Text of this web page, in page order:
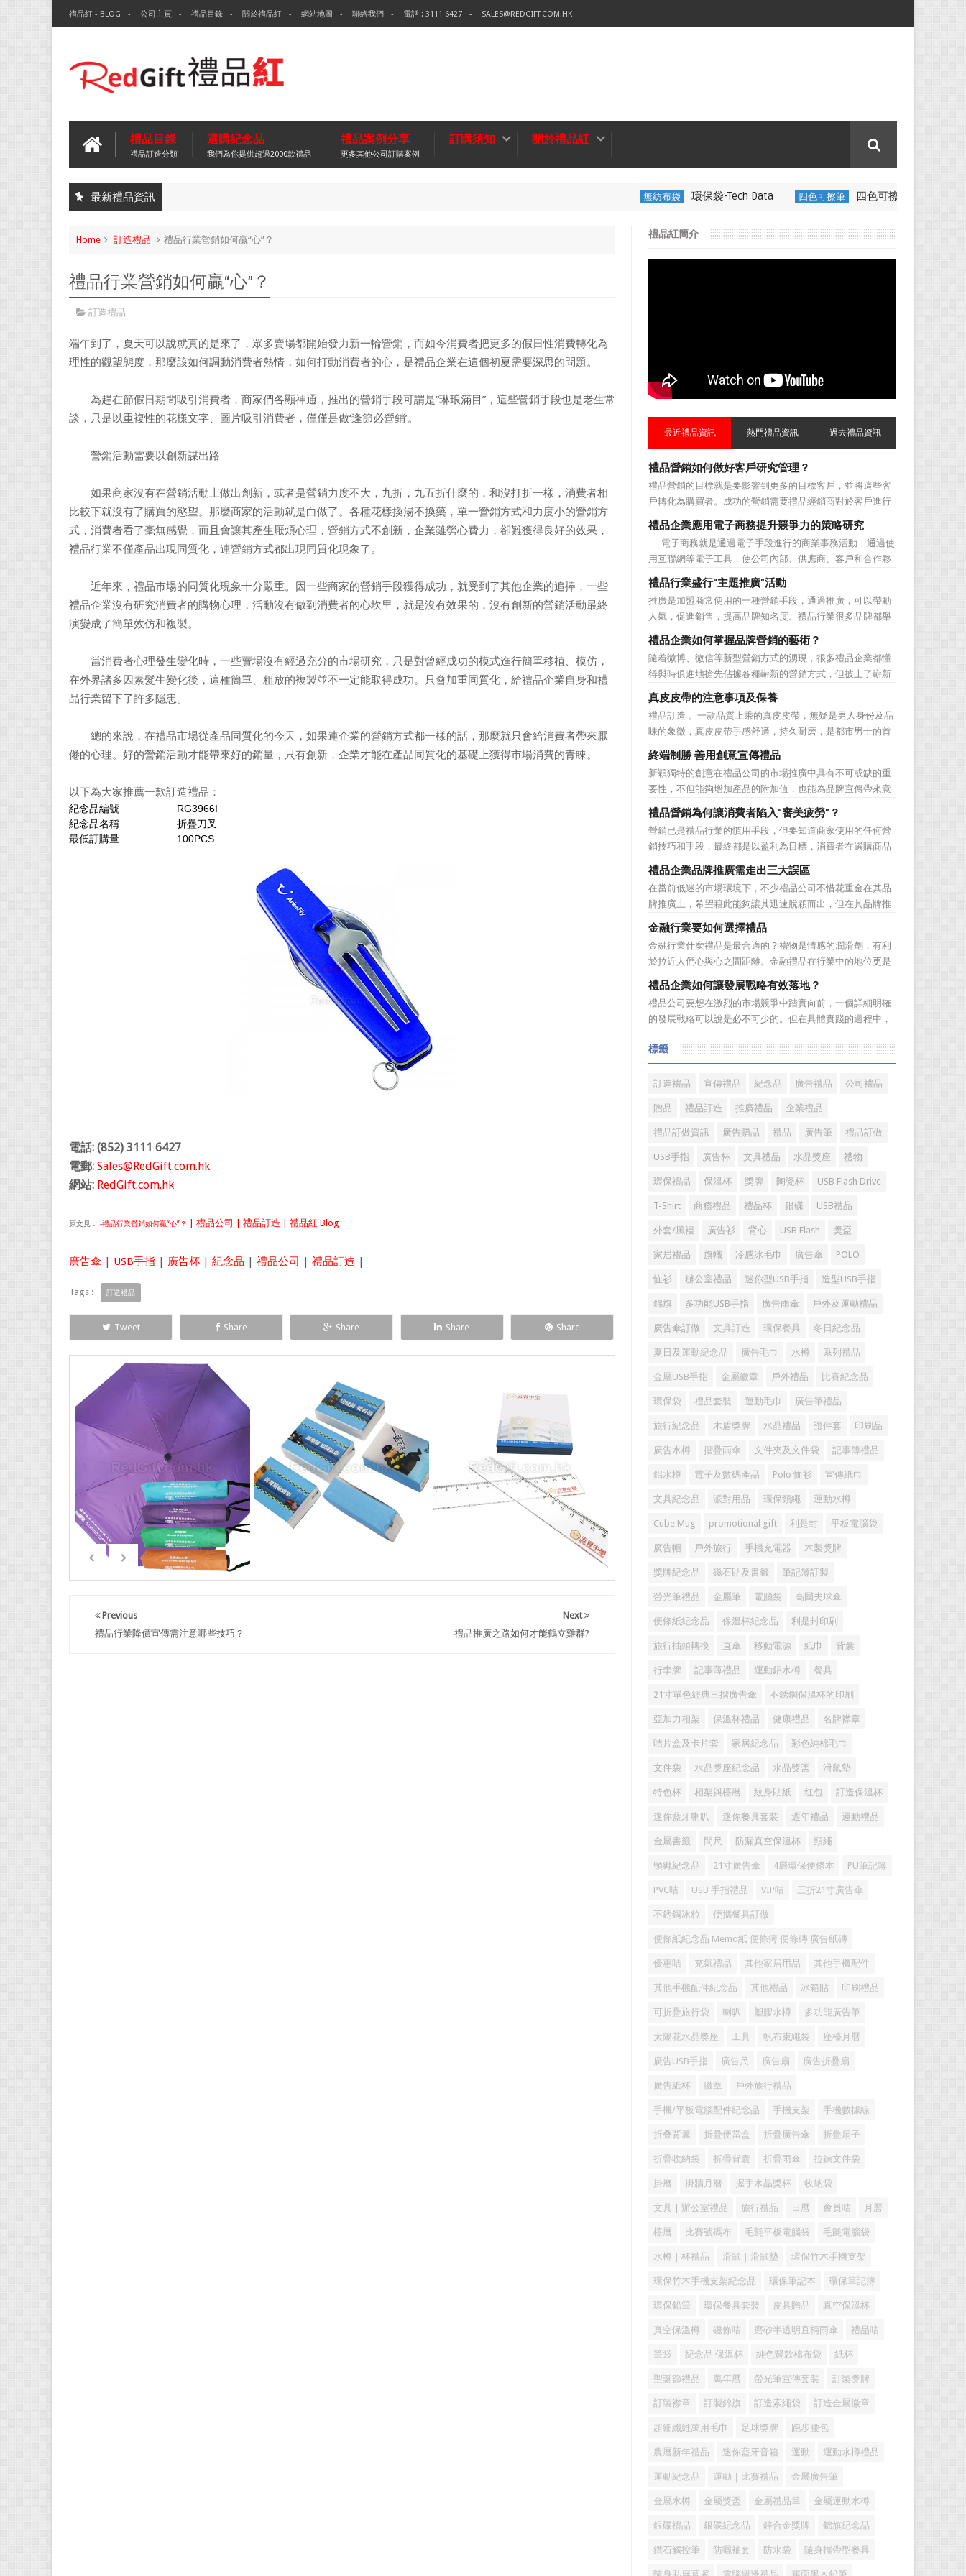
禮品紅 - BLOG 公司主頁 禮品目錄 關於禮品紅 網站地圖 聯絡我們 電話 : 3111 6427 SALES@REDGIFT.COM.HK
禮品目錄
禮品訂造分類
選購紀念品
我們為你提供超過2000款禮品
禮品案例分享
更多其他公司訂購案例
訂購須知 關於禮品紅
最新禮品資訊 環保袋-Tech Data 四色可擦筆 四色可擦筆-百通電纜 350ML 折疊矽
Home 訂造禮品 禮品行業營銷如何贏“心”？
禮品行業營銷如何贏“心”？
訂造禮品
端午到了，夏天可以說就真的是來了，眾多賣場都開始發力新一輪營銷，而如今消費者把更多的假日性消費轉化為
理性的觀望態度，那麼該如何調動消費者熱情，如何打動消費者的心，是禮品企業在這個初夏需要深思的問題。
為趕在節假日期間吸引消費者，商家們各顯神通，推出的營銷手段可謂是“琳琅滿目”，這些營銷手段也是老生常
談，只是以重複性的花樣文字、圖片吸引消費者，僅僅是做‘逢節必營銷’。
營銷活動需要以創新謀出路
如果商家沒有在營銷活動上做出創新，或者是營銷力度不大，九折，九五折什麼的，和沒打折一樣，消費者相
比較下就沒有了購買的慾望。那麼商家的活動就是白做了。各種花樣換湯不換藥，單一營銷方式和力度小的營銷方
式，消費者看了毫無感覺，而且會讓其產生厭煩心理，營銷方式不創新，企業雖勞心費力，卻難獲得良好的效果，
禮品行業不僅產品出現同質化，連營銷方式都出現同質化現象了。
近年來，禮品市場的同質化現象十分嚴重。因一些商家的營銷手段獲得成功，就受到了其他企業的追捧，一些
禮品企業沒有研究消費者的購物心理，活動沒有做到消費者的心坎里，就是沒有效果的，沒有創新的營銷活動最終
演變成了簡單效仿和複製。
當消費者心理發生變化時，一些賣場沒有經過充分的市場研究，只是對曾經成功的模式進行簡單移植、模仿，
在外界諸多因素髮生變化後，這種簡單、粗放的複製並不一定能取得成功。只會加重同質化，給禮品企業自身和禮
品行業留下了許多隱患。
總的來說，在禮品市場從產品同質化的今天，如果連企業的營銷方式都一樣的話，那麼就只會給消費者帶來厭
倦的心理。好的營銷活動才能帶來好的銷量，只有創新，企業才能在產品同質化的基礎上獲得市場消費的青睞。
以下為大家推薦一款訂造禮品：
紀念品編號
RG3966I
紀念品名稱
折疊刀叉
最低訂購量
100PCS
電話: (852) 3111 6427
電郵: Sales@RedGift.com.hk
網站: RedGift.com.hk
原文見： -禮品行業營銷如何贏“心”？ | 禮品公司 | 禮品訂造 | 禮品紅 Blog
廣告傘 | USB手指 | 廣告杯 | 紀念品 | 禮品公司 | 禮品訂造 |
Tags : 訂造禮品
Tweet Share Share Share Share
Next
禮品推廣之路如何才能鶴立雞群?
Previous
禮品行業降價宣傳需注意哪些技巧？
禮品紅簡介
最近禮品資訊 熱門禮品資訊 過去禮品資訊
禮品營銷如何做好客戶研究管理？
禮品營銷的目標就是要影響到更多的目標客戶，並將這些客
戶轉化為購買者。成功的營銷需要禮品經銷商對於客戶進行
相應的分類，了解不同類型客戶的貢獻度，從而有的放矢的
制定相應的營銷對策，而這需要對於客戶研究方面更多地投
入，這不僅是銷售環節的事，也需要營銷管理策略的整體支
持。具體來說，有以下...
禮品企業應用電子商務提升競爭力的策略研究
電子商務就是通過電子手段進行的商業事務活動，通過使
用互聯網等電子工具，使公司內部、供應商、客戶和合作夥
伴之間，利用電子業務共享信息，實現企業間業務流程的電
子化，配合企業內部的電子化生產管理系統，提高企業的生
產、庫存、流通和資金等各個環節的效率。它具有結構性、
動態性、社...
禮品行業盛行“主題推廣”活動
推廣是加盟商常使用的一種營銷手段，通過推廣，可以帶動
人氣，促進銷售，提高品牌知名度。禮品行業很多品牌都舉
辦過多場推廣活動，來帶動品牌的提升，然而，隨着推廣活
動的普遍，消費者對於這種推廣已經見怪不怪了。 所
以，儘管現在許多商家打着賠本推廣、以跳樓價銷售的口號
大搞活動，但生意...
禮品企業如何掌握品牌營銷的藝術？
隨着微博、微信等新型營銷方式的湧現，很多禮品企業都懂
得與時俱進地搶先佔據各種嶄新的營銷方式，但披上了嶄新
的營銷軀殼，卻沒有掌握營銷的靈魂。要知道，營銷真正的
價值不是將品牌鋪設到消費者眼前，而是將品牌印到消費者
心裡 與消費者的心理距離的拉近，並不是一朝一夕的事
情，需要做好持...
真皮皮帶的注意事項及保養
禮品訂造 。一款品質上乘的真皮皮帶，無疑是男人身份及品
味的象徵，真皮皮帶手感舒適，持久耐磨，是都市男士的首
選。當你還在髮愁老爸生日禮物送什麼的時候，一款真皮皮
帶就是非常不錯的選擇。但是真皮皮帶如果疏於保養，也會
黯然失色，出現裂痕和破損的痕跡，今天小編就爲大家分享
真皮皮帶的注意事項...
終端制勝 善用創意宣傳禮品
新穎獨特的創意在禮品公司的市場推廣中具有不可或缺的重
要性，不但能夠增加產品的附加值，也能為品牌宣傳帶來意
想不到的促進作用。禮品公司如果能夠巧妙運用這些獨具創
意的宣傳禮品來提升宣傳技巧，在終端推廣中將更具競爭
力。 打火機、煙灰缸、鑰匙鏈、毛巾……當今市場上的
宣傳品幾乎是司空...
禮品營銷為何讓消費者陷入“審美疲勞”？
營銷已是禮品行業的慣用手段，但要知道商家使用的任何營
銷技巧和手段，最終都是以盈利為目標，消費者在選購商品
時最為關注的便是如何利用最低的費用購買到最超值的貨
品。在禮品公司使用常規的營銷方式的同時，消費者也不免
走陷入了“審美疲勞”。 編者總結了最讓消費者對禮品行
業營銷產生免疫...
禮品企業品牌推廣需走出三大誤區
在當前低迷的市場環境下，不少禮品公司不惜花重金在其品
牌推廣上，希望藉此能夠讓其迅速脫穎而出，但在其品牌推
廣的營銷管理思路上，也有許多禮品企業走入了幾大誤區而
無法自拔，這其中，最為常見的誤區有： 誤區一：不清
楚品牌到底在表達什麼 很多禮品企業在推廣品牌之前，
不知道到...
金融行業要如何選擇禮品
金融行業什麼禮品是最合適的？禮物是情感的潤滑劑，有利
於拉近人們心與心之間距離。金融禮品在行業中的地位更是
不容忽視，因為禮品即是企業形象的象徵，又是企業地位的
彰顯，同時對收禮人來說，一份禮物的永恆意義是語言難以
企及的。難怪有人曾說：再省也不能省禮物，再窮也不能窮
送禮。但是，禮品選擇...
禮品企業如何讓發展戰略有效落地？
禮品公司要想在激烈的市場競爭中踏實向前，一個詳細明確
的發展戰略可以說是必不可少的。但在具體實踐的過程中，
如變化快，真的按戰略規划去做可能會帶來風險。二則是新
戰略往往與老闆的成功經驗不完全一致，原有路徑的依賴又
令人感到不執行戰略日...
標籤
訂造禮品 宣傳禮品 紀念品 廣告禮品 公司禮品
贈品 禮品訂造 推廣禮品 企業禮品
禮品訂做資訊 廣告贈品 禮品 廣告筆 禮品訂做
USB手指 廣告杯 文具禮品 水晶獎座 禮物
環保禮品 保溫杯 獎牌 陶瓷杯 USB Flash Drive
T-Shirt 商務禮品 禮品杯 銀碟 USB禮品
外套/風褸 廣告衫 背心 USB Flash 獎盃
家居禮品 旗幟 冷感冰毛巾 廣告傘 POLO
恤衫 辦公室禮品 迷你型USB手指 造型USB手指
錦旗 多功能USB手指 廣告雨傘 戶外及運動禮品
廣告傘訂做 文具訂造 環保餐具 冬日紀念品
夏日及運動紀念品 廣告毛巾 水樽 系列禮品
金屬USB手指 金屬徽章 戶外禮品 比賽紀念品
環保袋 禮品套裝 運動毛巾 廣告筆禮品
旅行紀念品 木盾獎牌 水晶禮品 證件套 印刷品
廣告水樽 摺疊雨傘 文件夾及文件袋 記事簿禮品
鋁水樽 電子及數碼產品 Polo 恤衫 宣傳紙巾
文具紀念品 派對用品 環保頸繩 運動水樽
Cube Mug promotional gift 利是封 平板電腦袋
廣告帽 戶外旅行 手機充電器 木製獎牌
獎牌紀念品 磁石貼及書籤 筆記簿訂製
螢光筆禮品 金屬筆 電腦袋 高爾夫球傘
便條紙紀念品 保溫杯紀念品 利是封印刷
旅行插頭轉換 直傘 移動電源 紙巾 背囊
行李牌 記事薄禮品 運動鋁水樽 餐具
21寸單色經典三摺廣告傘 不銹鋼保溫杯的印刷
亞加力相架 保溫杯禮品 健康禮品 名牌襟章
咭片盒及卡片套 家居紀念品 彩色純棉毛巾
文件袋 水晶獎座紀念品 水晶獎盃 滑鼠墊
特色杯 相架與檯暦 紋身貼紙 红包 訂造保溫杯
迷你藍牙喇叭 迷你餐具套裝 週年禮品 運動禮品
金屬書籤 間尺 防漏真空保溫杯 頸繩
頸繩紀念品 21寸廣告傘 4層環保便條本 PU筆記簿
PVC咭 USB 手指禮品 VIP咭 三折21寸廣告傘
不銹鋼冰粒 便攜餐具訂做
便條紙紀念品 Memo紙 便條簿 便條磚 廣告紙磚
優惠咭 充氣禮品 其他家居用品 其他手機配件
其他手機配件紀念品 其他禮品 冰箱貼 印刷禮品
可折疊旅行袋 喇叭 塑膠水樽 多功能廣告筆
太陽花水晶獎座 工具 帆布束繩袋 座檯月曆
廣告USB手指 廣告尺 廣告扇 廣告折疊扇
廣告紙杯 徽章 戶外旅行禮品
手機/平板電腦配件紀念品 手機支架 手機數據線
折叠背囊 折疊便當盒 折疊廣告傘 折疊扇子
折疊收納袋 折疊背囊 折疊雨傘 拉鍊文件袋
掛曆 掛牆月曆 握手水晶獎杯 收納袋
文具 | 辦公室禮品 旅行禮品 日曆 會員咭 月曆
檯曆 比賽號碼布 毛氈平板電腦袋 毛氈電腦袋
水樽｜杯禮品 滑鼠｜滑鼠墊 環保竹木手機支架
環保竹木手機支架紀念品 環保筆記本 環保筆記簿
環保鉛筆 環保餐具套裝 皮具贈品 真空保溫杯
真空保溫樽 磁條咭 磨砂半透明直柄雨傘 禮品咭
筆袋 紀念品 保溫杯 純色豎款棉布袋 紙杯
聖誕節禮品 萬年曆 螢光筆宣傳套裝 訂製獎牌
訂製襟章 訂製錦旗 訂造索繩袋 訂造金屬徽章
超細纖維萬用毛巾 足球獎牌 跑步腰包
農曆新年禮品 迷你藍牙音箱 運動 運動水樽禮品
運動紀念品 運動｜比賽禮品 金屬廣告筆
金屬水樽 金屬獎盃 金屬禮品筆 金屬運動水樽
銀碟禮品 銀碟紀念品 鋅合金獎牌 錦旗紀念品
鑽石觸控筆 防曬袖套 防水袋 隨身攜帶型餐具